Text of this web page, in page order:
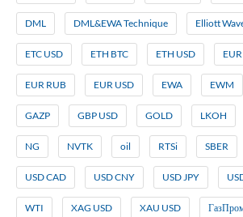
DML DML&EWA Technique Elliott
ETC USD ETH BTC ETH USD
EUR RUB EUR USD EWA EWM
GAZP GBP USD GOLD LKOH
NG NVTK oil RTSi SBER
USD CAD USD CNY USD JPY
WTI XAG USD XAU USD